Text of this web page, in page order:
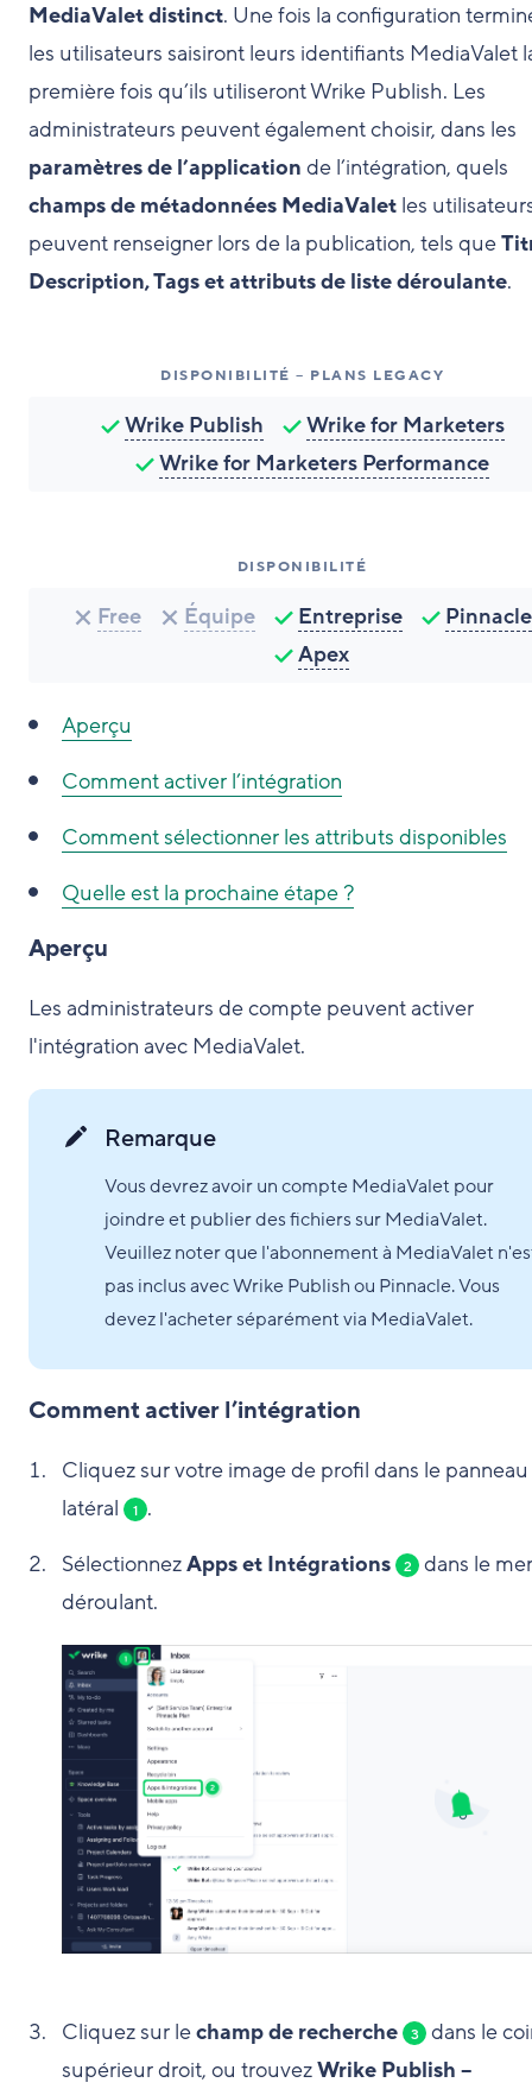
MediaValet distinct. Une fois la configuration
les utilisateurs saisiront leurs identifiants MediaValet
première fois qu’ils utiliseront Wrike Publish. Les
administrateurs peuvent également choisir, dans les
paramètres de l’application de l’intégration, quels
champs de métadonnées MediaValet les
peuvent renseigner lors de la publication, tels que
Description, Tags et attributs de liste déroulante.
DISPONIBILITÉ – PLANS LEGACY
Wrike Publish
Wrike for Marketers
Wrike for Marketers Performance
DISPONIBILITÉ
Free Équipe Entreprise
Pinnacle
Apex
Aperçu
Comment activer l’intégration
Comment sélectionner les attributs disponibles
Quelle est la prochaine étape ?
Aperçu
Les administrateurs de compte peuvent activer
l'intégration avec MediaValet.
Remarque
Vous devrez avoir un compte MediaValet pour
joindre et publier des fichiers sur MediaValet.
Veuillez noter que l'abonnement à MediaValet
pas inclus avec Wrike Publish ou Pinnacle. Vous
devez l'acheter séparément via MediaValet.
Comment activer l’intégration
Cliquez sur votre image de profil dans le panneau
latéral
1 .
SélectionnezApps et Intégrations 2
dans le
déroulant.
Cliquez sur lechamp de recherche 3
dans le
supérieur droit, ou trouvezWrike Publish –